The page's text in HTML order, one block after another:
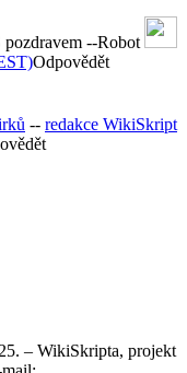
pozdravem --Robot
Odpovědět
-- redakce WikiSkript
– WikiSkripta, projekt